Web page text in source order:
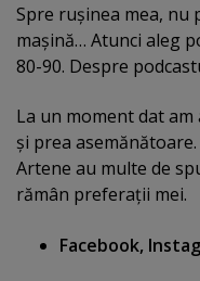
Spre ruşinea mea, nu
maşină… Atunci aleg
80-90. Despre
La un moment dat
şi prea
Artene au multe de
rămân preferaţii mei.
Facebook,